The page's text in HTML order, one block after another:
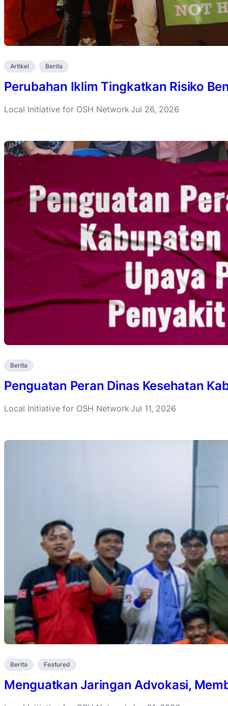
Artikel Berita
Perubahan Iklim Tingkatkan Risiko
Local Initiative for OSH Network·Jul 26, 2026
Berita
Penguatan Peran Dinas Kesehatan
Local Initiative for OSH Network·Jul 11, 2026
Berita Featured
Menguatkan Jaringan Advokasi,